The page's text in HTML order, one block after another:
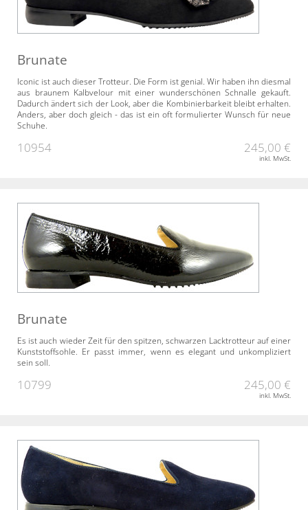
Brunate
Iconic ist auch dieser Trotteur. Die Form ist genial. Wir haben ihn diesmal
aus braunem Kalbvelour mit einer wunderschönen Schnalle gekauft.
Dadurch ändert sich der Look, aber die Kombinierbarkeit bleibt erhalten.
Anders, aber doch gleich - das ist ein oft formulierter Wunsch für neue
Schuhe.
10954 245,00 €
inkl. MwSt.
Brunate
Es ist auch wieder Zeit für den spitzen, schwarzen Lacktrotteur auf einer
Kunststoffsohle. Er passt immer, wenn es elegant und unkompliziert
sein soll.
10799 245,00 €
inkl. MwSt.